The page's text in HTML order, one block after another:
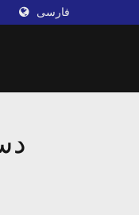
فارسی